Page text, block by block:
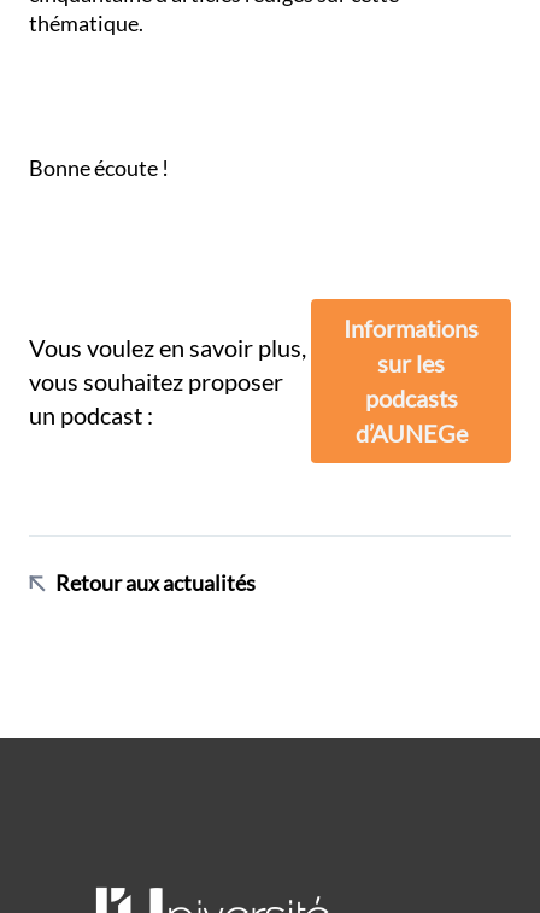
thématique.
Bonne écoute !
Vous voulez en savoir plus,
vous souhaitez proposer
un podcast :
Informations
sur les
podcasts
d’AUNEGe
Retour aux actualités